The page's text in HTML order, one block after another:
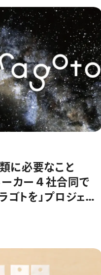
に必要なこと
カー４社合同で
ゴトを」プロジェク